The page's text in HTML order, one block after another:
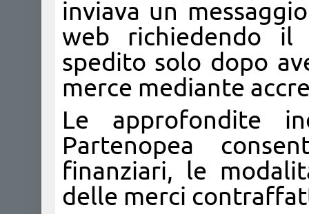
inviava un
web richiedendo il
spedito solo dopo
merce mediante
Le approfondite
Partenopea
finanziari, le
delle merci